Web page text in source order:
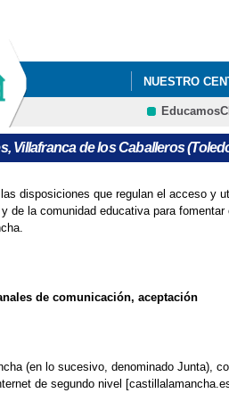
NUESTRO
ANEXOS
CARTA A LOS
CONCURSO
Villafranca de los Caballeros
aquí
disposiciones que regulan el acceso y
de la comunidad educativa para
de comunicación, aceptación
(en lo sucesivo, denominado Junta),
de segundo nivel